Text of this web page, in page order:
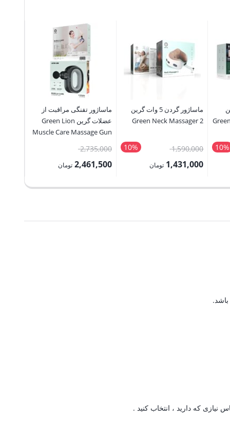
10%
ماساژور گردن 5 وات گرین
Green Neck Massager 2
10% 1,590,000قیمت
اصلی:
بود.
1,431,000 تومان
ماساژور تفنگی مراقبت از
عضلات گرین Green Lion
Muscle Care Massage Gun
2,735,000قیمت
اصلی:
بود.
2,461,500 تومان